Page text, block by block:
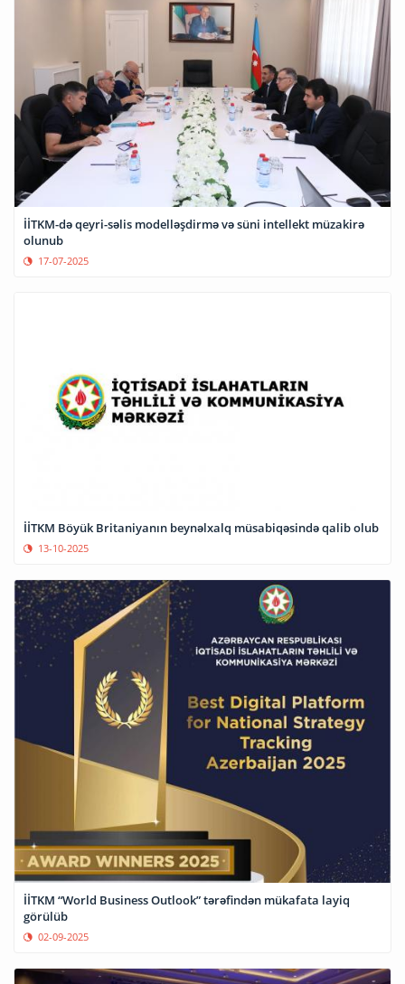
İİTKM-də qeyri-səlis modelləşdirmə və süni intellekt müzakirə
olunub
17-07-2025
İİTKM Böyük Britaniyanın beynəlxalq müsabiqəsində qalib olub
13-10-2025
İİTKM “World Business Outlook” tərəfindən mükafata layiq
görülüb
02-09-2025